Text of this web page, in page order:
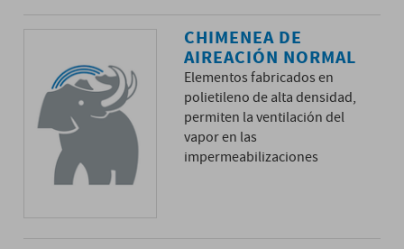
CHIMENEA DE
AIREACIÓN NORMAL
Elementos fabricados en
polietileno de alta densidad,
permiten la ventilación del
vapor en las
impermeabilizaciones